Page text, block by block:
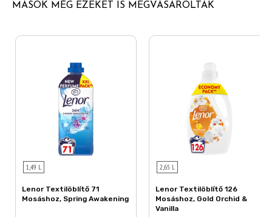
MÁSOK MÉG EZEKET IS MEGVÁSÁROLTÁK
1,49 L
Lenor Textilöblítő 71
Mosáshoz, Spring Awakening
2,65 L
Lenor Textilöblítő 126
Mosáshoz, Gold Orchid &
Vanilla